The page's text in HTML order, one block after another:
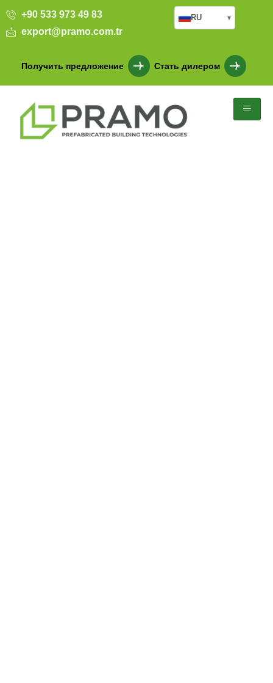
+90 533 973 49 83
export@pramo.com.tr
Получить предложение Стать дилером
RU ▾